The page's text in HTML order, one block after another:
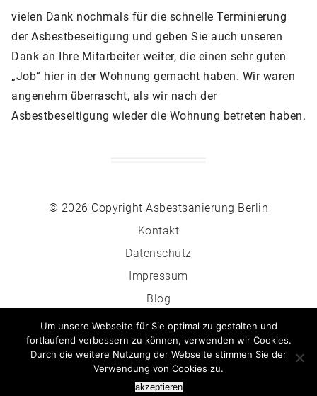
030 - 509 306 773
vielen Dank nochmals für die schnelle Terminierung
der Asbestbeseitigung und geben Sie auch unseren
Dank an Ihre Mitarbeiter weiter, die einen sehr guten
„Job“ hier in der Wohnung gemacht haben. Wir waren
angenehm überrascht, als wir nach der
Asbestbeseitigung wieder die Wohnung betreten haben.
© 2026 Copyright Asbestsanierung Berlin
Kontakt
Datenschutz
Impressum
Blog
Asbest Wiki
Um unsere Webseite für Sie optimal zu gestalten und
fortlaufend verbessern zu können, verwenden wir Cookies.
Durch die weitere Nutzung der Webseite stimmen Sie der
Verwendung von Cookies zu.
akzeptieren